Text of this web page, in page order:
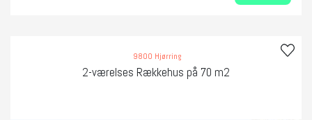
9800 Hjørring
2-værelses Rækkehus på 70 m2